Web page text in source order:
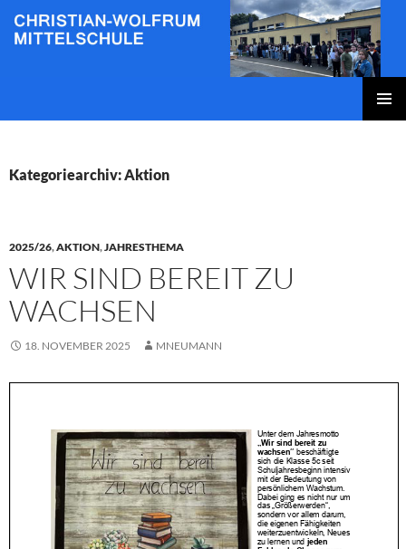
Zum
Inhalt
Kategoriearchiv: Aktion
2025/26,AKTION,JAHRESTHEMA
WIR SIND BEREIT ZU
WACHSEN
18. NOVEMBER 2025 MNEUMANN